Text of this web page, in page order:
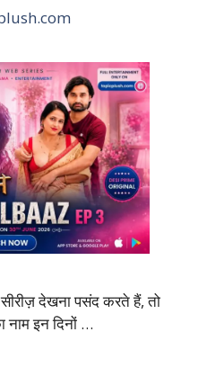
देखना पसंद करते हैं, तो
इन दिनों …